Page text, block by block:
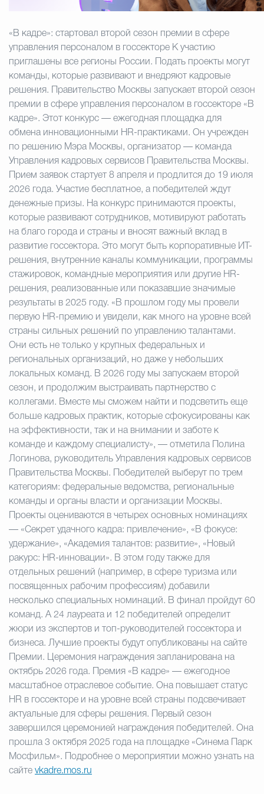
Гостям Городского
Общественная
Градостроительство и
Государственные организации
Открытые
«В кадре»: стартовал второй сезон премии в сфере
управления персоналом в госсекторе К участию
приглашены все регионы России. Подать проекты могут
команды, которые развивают и внедряют кадровые
решения. Правительство Москвы запускает второй сезон
премии в сфере управления персоналом в госсекторе «В
кадре». Этот конкурс — ежегодная площадка для
обмена инновационными HR-практиками. Он учрежден
по решению Мэра Москвы, организатор — команда
Управления кадровых сервисов Правительства Москвы.
Прием заявок стартует 8 апреля и продлится до 19 июля
2026 года. Участие бесплатное, а победителей ждут
денежные призы. На конкурс принимаются проекты,
которые развивают сотрудников, мотивируют работать
на благо города и страны и вносят важный вклад в
развитие госсектора. Это могут быть корпоративные ИТ-
решения, внутренние каналы коммуникации, программы
стажировок, командные мероприятия или другие HR-
решения, реализованные или показавшие значимые
результаты в 2025 году. «В прошлом году мы провели
первую HR-премию и увидели, как много на уровне всей
страны сильных решений по управлению талантами.
Они есть не только у крупных федеральных и
региональных организаций, но даже у небольших
локальных команд. В 2026 году мы запускаем второй
сезон, и продолжим выстраивать партнерство с
коллегами. Вместе мы сможем найти и подсветить еще
больше кадровых практик, которые сфокусированы как
на эффективности, так и на внимании и заботе к
команде и каждому специалисту», — отметила Полина
Логинова, руководитель Управления кадровых сервисов
Правительства Москвы. Победителей выберут по трем
категориям: федеральные ведомства, региональные
команды и органы власти и организации Москвы.
Проекты оцениваются в четырех основных номинациях
— «Секрет удачного кадра: привлечение», «В фокусе:
удержание», «Академия талантов: развитие», «Новый
ракурс: HR-инновации». В этом году также для
отдельных решений (например, в сфере туризма или
посвященных рабочим профессиям) добавили
несколько специальных номинаций. В финал пройдут 60
команд. А 24 лауреата и 12 победителей определит
жюри из экспертов и топ-руководителей госсектора и
бизнеса. Лучшие проекты будут опубликованы на сайте
Премии. Церемония награждения запланирована на
октябрь 2026 года. Премия «В кадре» — ежегодное
масштабное отраслевое событие. Она повышает статус
HR в госсекторе и на уровне всей страны подсвечивает
актуальные для сферы решения. Первый сезон
завершился церемонией награждения победителей. Она
прошла 3 октября 2025 года на площадке «Синема Парк
Мосфильм». Подробнее о мероприятии можно узнать на
сайте vkadre.mos.ru